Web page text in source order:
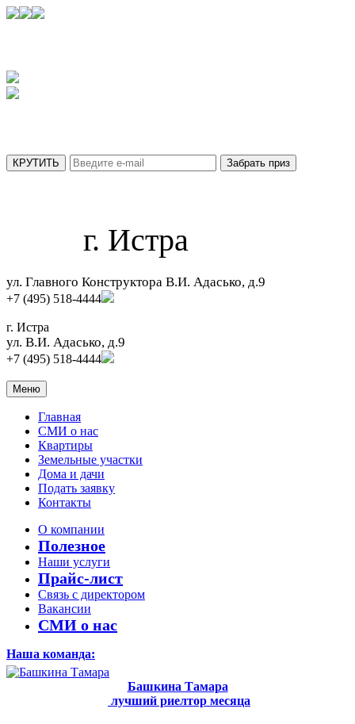
г. Истра
ул. Главного Конструктора В.И. Адасько, д.9
+7 (495) 518-4444
г. Истра
ул. В.И. Адасько, д.9
+7 (495) 518-4444
Меню
Главная
СМИ о нас
Квартиры
Земельные участки
Дома и дачи
Подать заявку
Контакты
О компании
Полезное
Наши услуги
Прайс-лист
Связь с директором
Вакансии
СМИ о нас
Наша команда:
Башкина Тамара
лучший риелтор месяца